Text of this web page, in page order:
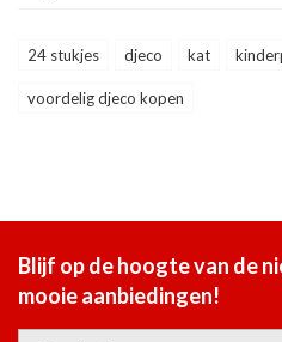
24 stukjes djeco kat
voordelig djeco kopen
Blijf op de hoogte van de
mooie aanbiedingen!